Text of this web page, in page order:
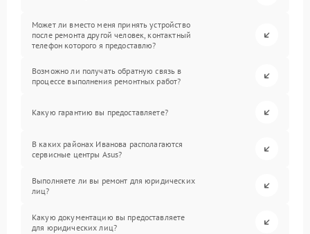
Может ли вместо меня принять устройство
после ремонта другой человек, контактный
телефон которого я предоставлю?
Возможно ли получать обратную связь в
процессе выполнения ремонтных работ?
Какую гарантию вы предоставляете?
В каких районах Иванова располагаются
сервисные центры Asus?
Выполняете ли вы ремонт для юридических
лиц?
Какую документацию вы предоставляете
для юридических лиц?